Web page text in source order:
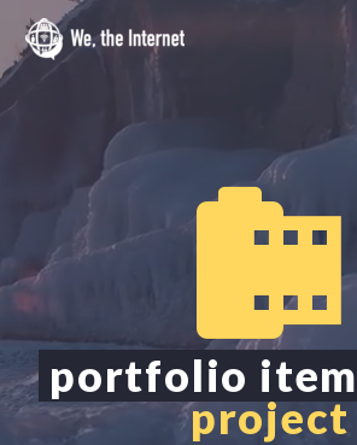


portfolio item
project